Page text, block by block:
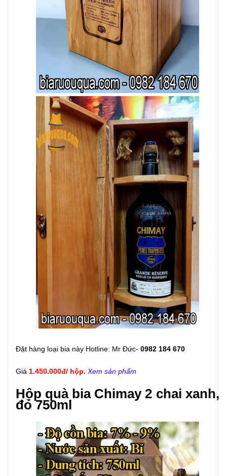
Đặt hàng loại bia này Hotline: Mr Đức- 0982 184 670
Giá 1.450.000đ/ hộp. Xem sản phẩm
Hộp quà bia Chimay 2 chai xanh,
đỏ 750ml